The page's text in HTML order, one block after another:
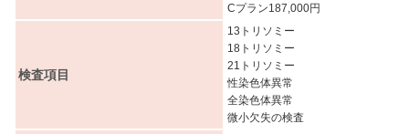
Cプラン187,000円
検査項目
13トリソミー
18トリソミー
21トリソミー
性染色体異常
全染色体異常
微小欠失の検査